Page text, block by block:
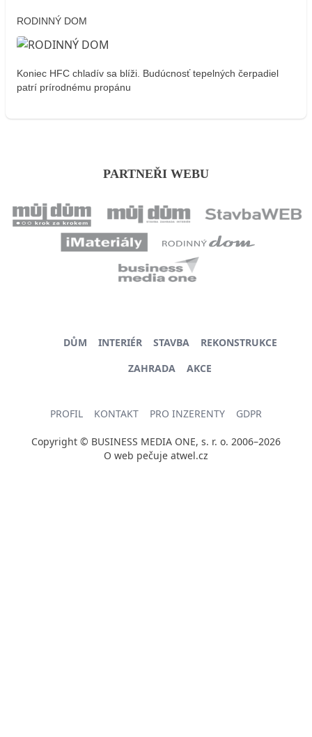
RODINNÝ DOM
Koniec HFC chladív sa blíži. Budúcnosť tepelných čerpadiel
patrí prírodnému propánu
PARTNEŘI WEBU
DŮM INTERIÉR STAVBA
REKONSTRUKCE
ZAHRADA
AKCE
PROFIL KONTAKT PRO INZERENTY GDPR
Copyright © BUSINESS MEDIA ONE, s. r. o. 2006–2026